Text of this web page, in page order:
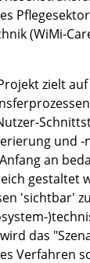
(WiMi-
zielt
und -
an
gestaltet
'sichtbar'
das
Verfahren